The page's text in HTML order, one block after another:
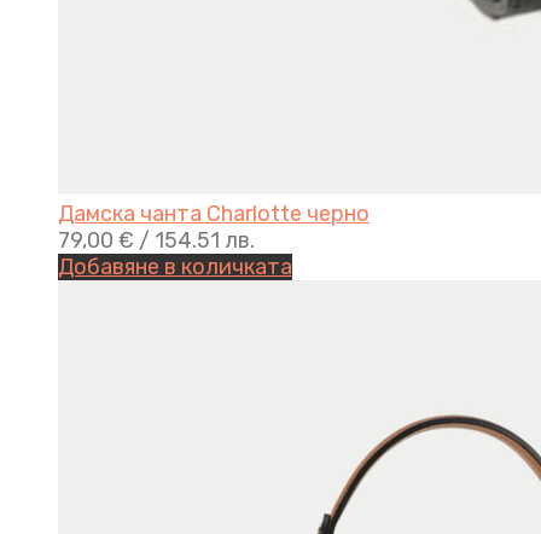
Дамска чанта Charlotte черно
79,00 € / 154.51 лв.
Добавяне в количката